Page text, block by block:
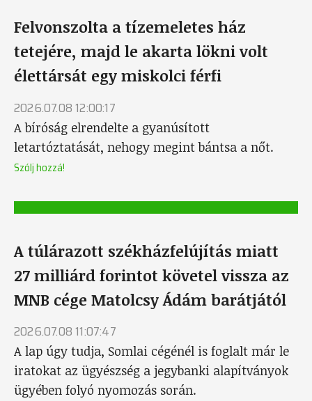
Felvonszolta a tízemeletes ház
tetejére, majd le akarta lökni volt
élettársát egy miskolci férfi
2026.07.08 12:00:17
A bíróság elrendelte a gyanúsított
letartóztatását, nehogy megint bántsa a nőt.
Szólj hozzá!
A túlárazott székházfelújítás miatt
27 milliárd forintot követel vissza az
MNB cége Matolcsy Ádám barátjától
2026.07.08 11:07:47
A lap úgy tudja, Somlai cégénél is foglalt már le
iratokat az ügyészség a jegybanki alapítványok
ügyében folyó nyomozás során.